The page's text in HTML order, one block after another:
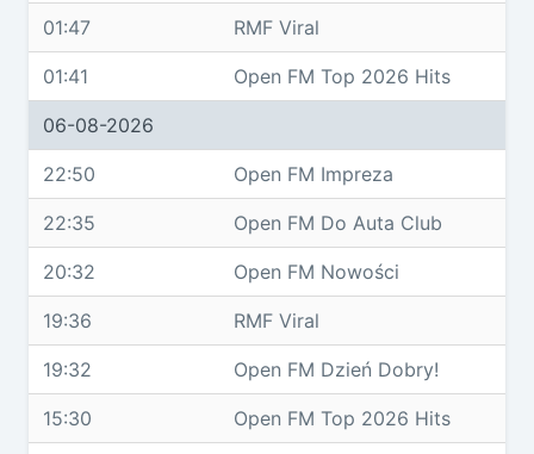
01:47 RMF Viral
01:41 Open FM Top 2026 Hits
06-08-2026
22:50 Open FM Impreza
22:35 Open FM Do Auta Club
20:32 Open FM Nowości
19:36 RMF Viral
19:32 Open FM Dzień Dobry!
15:30 Open FM Top 2026 Hits